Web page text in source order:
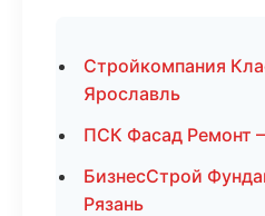
Стройкомпания
Ярославль
ПСК Фасад Ремонт
БизнесСтрой
Рязань